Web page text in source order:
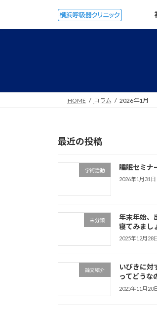
テ
ゲ
HOME コラム 2026年1月
最近の投稿
学術活動 睡眠セミナ
2026年1月31日
未分類
年末年始、
寝てみまし
2025年12月28
論文紹介
いびきに対
ってどうな
2025年11月20